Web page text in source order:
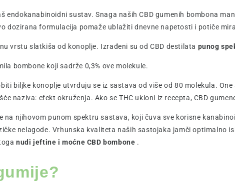
endokanabinoidni sustav. Snaga naših CBD gumenih bombona
dozirana formulacija pomaže ublažiti dnevne napetosti i potiče
vrstu slatkiša od konoplje. Izrađeni su od CBD destilata punog
bombone koji sadrže 0,3% ove molekule.
biljke konoplje utvrđuju se iz sastava od više od 80 molekula.
naziva: efekt okruženja. Ako se THC ukloni iz recepta, CBD
njihovom punom spektru sastava, koji čuva sve korisne
nelagode. Vrhunska kvaliteta naših sastojaka jamči optimalno
nudi jeftine i moćne CBD bombone .